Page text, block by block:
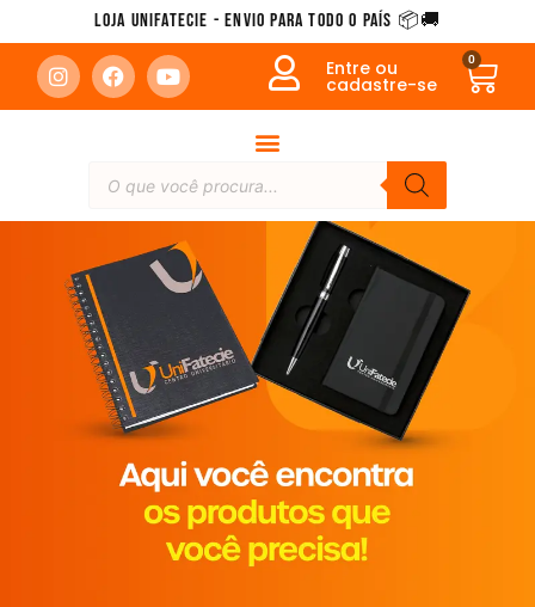
Loja Unifatecie - Envio para todo o país 📦🚚
Entre ou
cadastre-se
0